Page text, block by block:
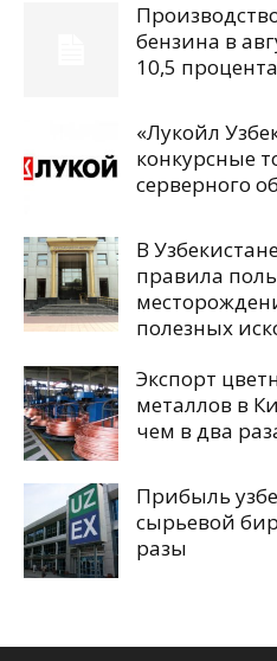
бензина в
10,5 процента
«Лукойл
конкурсные
серверного
В
правила
полезных
Экспорт
металлов в
чем в два
Прибыль
сырьевой
разы